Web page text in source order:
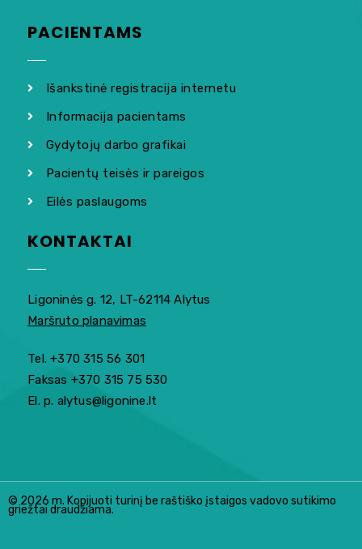
PACIENTAMS
Išankstinė registracija internetu
Informacija pacientams
Gydytojų darbo grafikai
Pacientų teisės ir pareigos
Eilės paslaugoms
KONTAKTAI
Ligoninės g. 12, LT-62114 Alytus
Maršruto planavimas
Tel. +370 315 56 301
Faksas +370 315 75 530
El. p. alytus@ligonine.lt
© 2026 m. Kopijuoti turinį be raštiško įstaigos vadovo sutikimo
griežtai draudžiama.